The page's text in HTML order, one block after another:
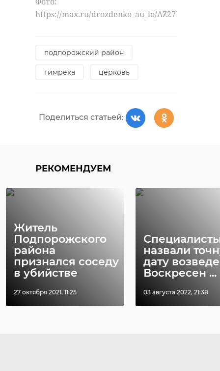
https://max.ru/drozdenko_au_lo/AZ27LGruNQ8
подпорожский район
гимрека церковь
Поделиться статьей:
РЕКОМЕНДУЕМ
Житель
Подпорожского
района
признался соседу
в убийстве
27 октября 2021, 11:25
назвали
дату
Воскресен ...
03 августа 2022, 21:38